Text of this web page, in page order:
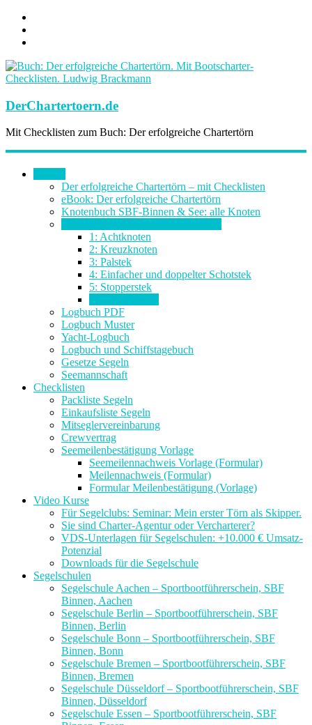
DerChartertoern.de
Mit Checklisten zum Buch: Der erfolgreiche Chartertörn
Der erfolgreiche Chartertörn – mit Checklisten
eBook: Der erfolgreiche Chartertörn
Knotenbuch SBF-Binnen & See: alle Knoten
1: Achtknoten
2: Kreuzknoten
3: Palstek
4: Einfacher und doppelter Schotstek
5: Stopperstek
Logbuch PDF
Logbuch Muster
Yacht-Logbuch
Logbuch und Schiffstagebuch
Gesetze Segeln
Seemannschaft
Checklisten
Packliste Segeln
Einkaufsliste Segeln
Mitseglervereinbarung
Crewvertrag
Seemeilenbestätigung Vorlage
Seemeilennachweis Vorlage (Formular)
Meilennachweis (Formular)
Formular Meilenbestätigung (Vorlage)
Video Kurse
Für Segelclubs: Seminar: Mein erster Törn als Skipper.
Sie sind Charter-Agentur oder Vercharterer?
VDS-Unterlagen für Segelschulen: +10.000 € Umsatz-
Potenzial
Downloads für die Segelschule
Segelschulen
Segelschule Aachen – Sportbootführerschein, SBF
Binnen, Aachen
Segelschule Berlin – Sportbootführerschein, SBF
Binnen, Berlin
Segelschule Bonn – Sportbootführerschein, SBF
Binnen, Bonn
Segelschule Bremen – Sportbootführerschein, SBF
Binnen, Bremen
Segelschule Düsseldorf – Sportbootführerschein, SBF
Binnen, Düsseldorf
Segelschule Essen – Sportbootführerschein, SBF